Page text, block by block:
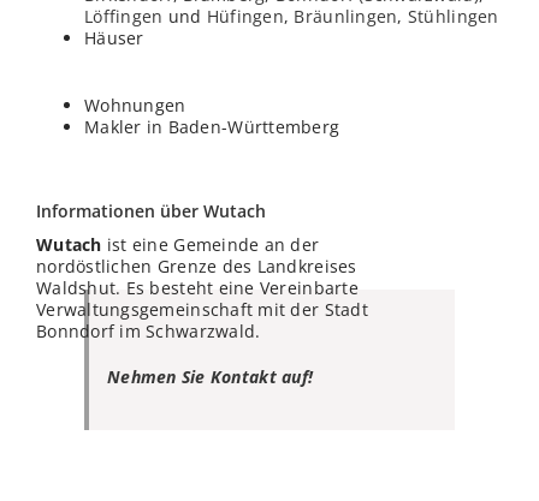
Löffingen und Hüfingen, Bräunlingen, Stühlingen
Häuser
Wohnungen
Makler in Baden-Württemberg
Informationen über Wutach
Wutach ist eine Gemeinde an der
nordöstlichen Grenze des Landkreises
Waldshut. Es besteht eine Vereinbarte
Verwaltungsgemeinschaft mit der Stadt
Bonndorf im Schwarzwald.
Nehmen Sie Kontakt auf!